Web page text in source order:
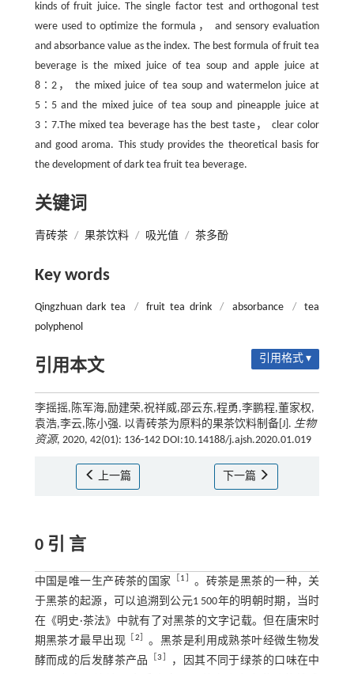
kinds of fruit juice. The single factor test and orthogonal test
were used to optimize the formula， and sensory evaluation
and absorbance value as the index. The best formula of fruit tea
beverage is the mixed juice of tea soup and apple juice at
8∶2， the mixed juice of tea soup and watermelon juice at
5∶5 and the mixed juice of tea soup and pineapple juice at
3∶7.The mixed tea beverage has the best taste， clear color
and good aroma. This study provides the theoretical basis for
the development of dark tea fruit tea beverage.
关键词
青砖茶 / 果茶饮料 / 吸光值 / 茶多酚
Key words
Qingzhuan dark tea / fruit tea drink / absorbance /
tea
polyphenol
引用本文 引用格式 ▾
李摇摇,陈军海,励建荣,祝祥威,邵云东,程勇,李鹏程,董家权,
袁浩,李云,陈小强. 以青砖茶为原料的果茶饮料制备[J]. 生物
资源, 2020, 42(01): 136-142 DOI:10.14188/j.ajsh.2020.01.019
上一篇 下一篇
0 引 言
中国是唯一生产砖茶的国家 1
。砖茶是黑茶的一种，关
于黑茶的起源，可以追溯到公元1 500年的明朝时期，当时
在《明史·茶法》中就有了对黑茶的文字记载。但在唐宋时
期黑茶才最早出现
2
。黑茶是利用成熟茶叶经微生物发
酵而成的后发酵茶产品
［3
，因其不同于绿茶的口味在中